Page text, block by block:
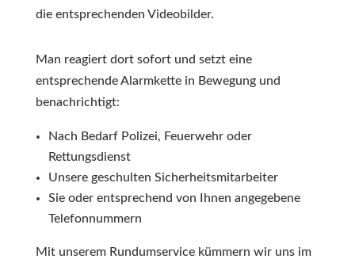
die entsprechenden Videobilder.
Man reagiert dort sofort und setzt eine
entsprechende Alarmkette in Bewegung und
benachrichtigt:
Nach Bedarf Polizei, Feuerwehr oder
Rettungsdienst
Unsere geschulten Sicherheitsmitarbeiter
Sie oder entsprechend von Ihnen angegebene
Telefonnummern
Mit unserem Rundumservice kümmern wir uns im